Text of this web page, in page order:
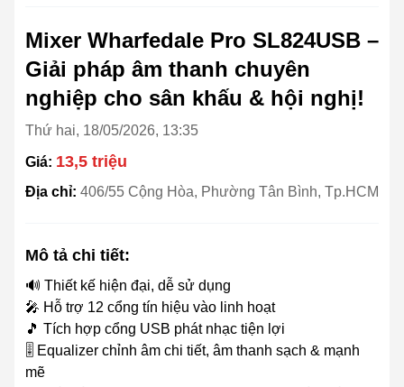
Mixer Wharfedale Pro SL824USB –
Giải pháp âm thanh chuyên
nghiệp cho sân khấu & hội nghị!
Thứ hai, 18/05/2026, 13:35
Giá: 13,5 triệu
Địa chỉ: 406/55 Cộng Hòa, Phường Tân Bình, Tp.HCM
Mô tả chi tiết:
🔊 Thiết kế hiện đại, dễ sử dụng
🎤 Hỗ trợ 12 cổng tín hiệu vào linh hoạt
🎵 Tích hợp cổng USB phát nhạc tiện lợi
🎚️ Equalizer chỉnh âm chi tiết, âm thanh sạch & mạnh
mẽ